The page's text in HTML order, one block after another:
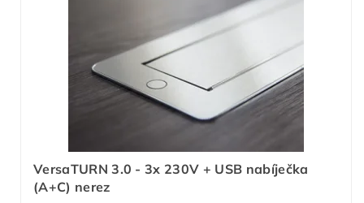
VersaTURN 3.0 - 3x 230V + USB nabíječka
(A+C) nerez